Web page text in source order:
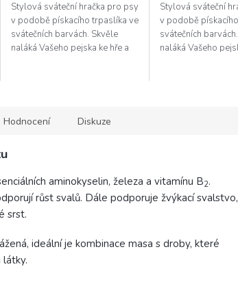
Stylová sváteční hračka pro psy
v podobě pískacího trpaslíka ve
svátečních barvách. Skvěle
naláká Vašeho pejska ke hře a
Stylová sváteční
v podobě
svátečních
naláká Vašeho
Hodnocení Diskuze
aminokyselin, železa a vitamínu B2.
růst svalů. Dále podporuje žvýkací svalstvo,
srst.
ideální je kombinace masa s droby, které